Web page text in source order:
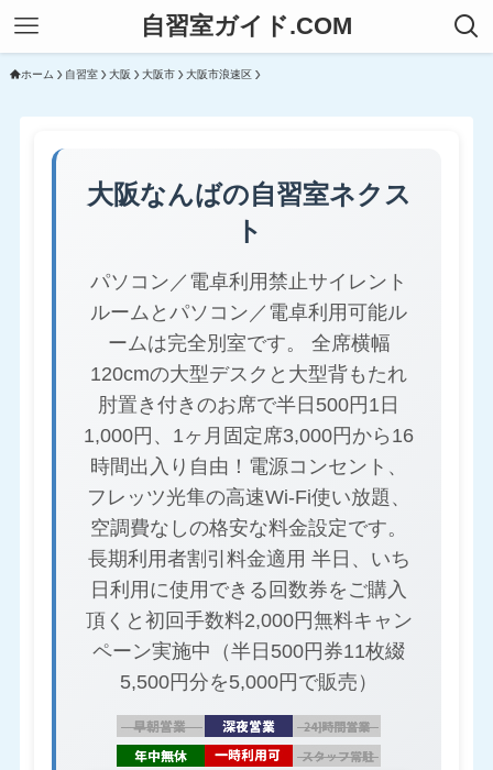
自習室ガイド.COM
ホーム 自習室 大阪 大阪市 大阪市浪速区
大阪なんばの自習室ネクス
ト
パソコン／電卓利用禁止サイレント
ルームとパソコン／電卓利用可能ル
ームは完全別室です。 全席横幅
120cmの大型デスクと大型背もたれ
肘置き付きのお席で半日500円1日
1,000円、1ヶ月固定席3,000円から16
時間出入り自由！電源コンセント、
フレッツ光隼の高速Wi-Fi使い放題、
空調費なしの格安な料金設定です。
長期利用者割引料金適用 半日、いち
日利用に使用できる回数券をご購入
頂くと初回手数料2,000円無料キャン
ペーン実施中（半日500円券11枚綴
5,500円分を5,000円で販売）